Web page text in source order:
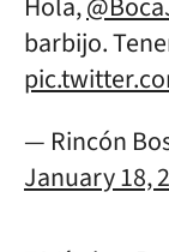
barbijo.
— Rincón
January 18,